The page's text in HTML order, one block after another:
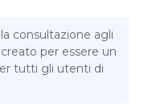
consultazione agli
per essere un
tutti gli utenti di